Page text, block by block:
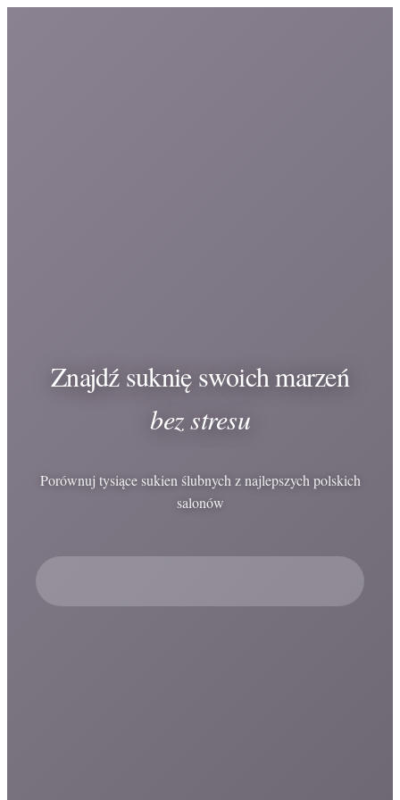
Znajdź suknię swoich marzeń
bez stresu
Porównuj tysiące sukien ślubnych z najlepszych polskich
salonów